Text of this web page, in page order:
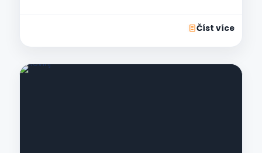
Číst více